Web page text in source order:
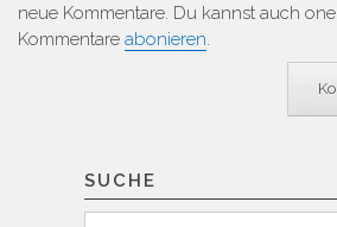
neue Kommentare. Du kannst auch
Kommentare abonieren.
SUCHE